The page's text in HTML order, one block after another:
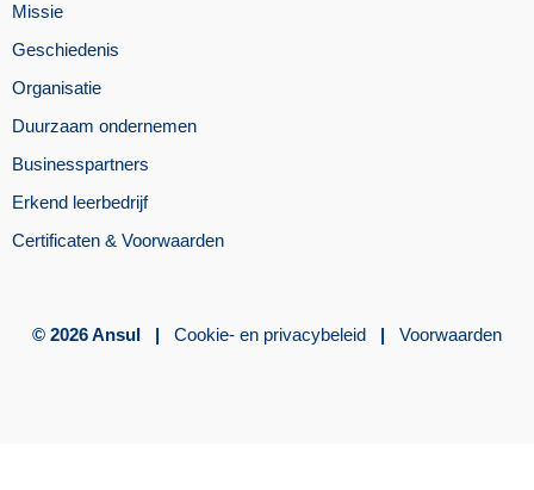
Missie
Geschiedenis
Organisatie
Duurzaam ondernemen
Businesspartners
Erkend leerbedrijf
Certificaten & Voorwaarden
© 2026 Ansul | Cookie- en privacybeleid Voorwaarden